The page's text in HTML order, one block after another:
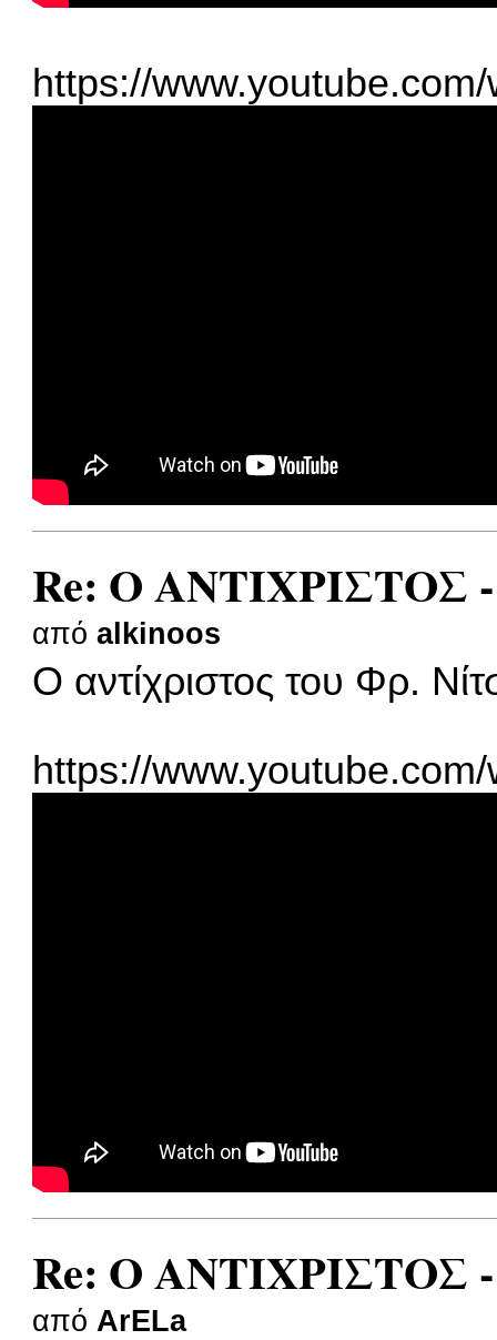
https://
Re: Ο ΑΝΤΙΧΡΙΣΤΟΣ
απόalkinoos
Ο αντίχριστος του Φρ.
https://
Re: Ο ΑΝΤΙΧΡΙΣΤΟΣ
απόArELa